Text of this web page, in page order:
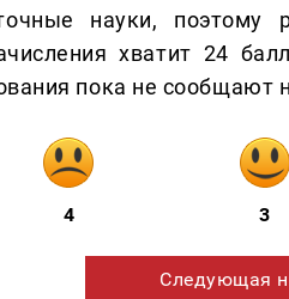
науки,
хватит 24
пока не
4 3
Следующая